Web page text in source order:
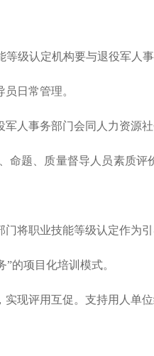
认定机构要与退役军人
日常管理。
事务部门会同人力资源
题、质量督导人员素质
职业技能等级认定作为
的项目化培训模式。
评用互促。支持用人单